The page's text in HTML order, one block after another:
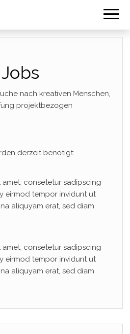
Jobs
nach kreativen Menschen,
projektbezogen
derzeit benötigt:
consetetur sadipscing
eirmod tempor invidunt ut
aliquyam erat, sed diam
consetetur sadipscing
eirmod tempor invidunt ut
aliquyam erat, sed diam